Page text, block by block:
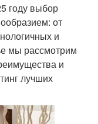
году выбор
от
и
мы рассмотрим
и
лучших